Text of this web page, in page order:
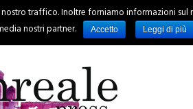
EVENTI RUBRICHE SPORT
traffico. Inoltre forniamo informazioni
nostri partner.
Accetto Leggi di più